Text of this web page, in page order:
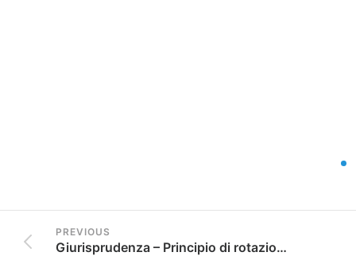
PREVIOUS
Giurisprudenza – Principio di rotazione – Non applicabile in caso di indagine di mercato senza limitazione degli inviti